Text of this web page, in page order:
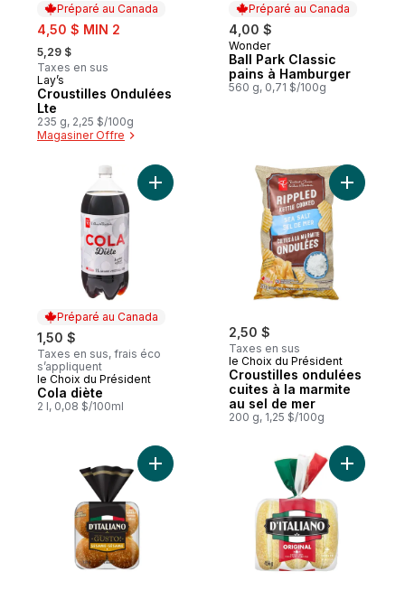
Préparé au Canada
sale:
4,50 $ MIN 2
, formerly:
5,29 $
Taxes en sus
Préparé au Canada
Lay’s
Croustilles Ondulées
Lte
235 g, 2,25 $/100g
Magasiner Offre
Préparé au Canada
4,00 $
Préparé au Canada
Wonder
Ball Park Classic
pains à Hamburger
560 g, 0,71 $/100g
Préparé au Canada
1,50 $
Taxes en sus, frais éco
s’appliquent
Préparé au Canada
le Choix du Président
Cola diète
2 l, 0,08 $/100ml
Ajouter Cola diète au panier
2,50 $
Taxes en sus
le Choix du Président
Croustilles ondulées
cuites à la marmite
au sel de mer
200 g, 1,25 $/100g
Ajouter
Ajouter Pains à hamburger au sésame
Ajouter